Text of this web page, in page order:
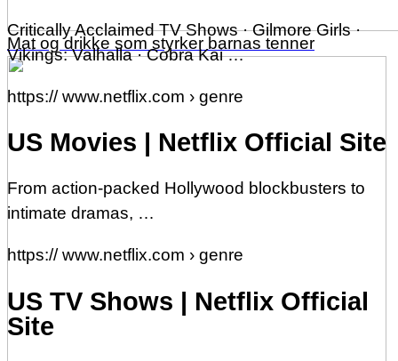
Mat og drikke som styrker barnas tenner
Critically Acclaimed TV Shows · Gilmore Girls ·
Vikings: Valhalla · Cobra Kai …
https:// www.netflix.com › genre
US Movies | Netflix Official Site
From action-packed Hollywood blockbusters to
intimate dramas, …
https:// www.netflix.com › genre
US TV Shows | Netflix Official
Site